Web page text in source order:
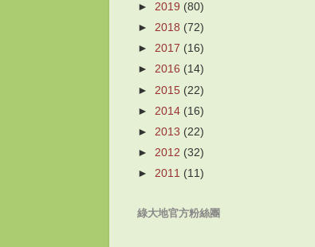
► 2019 (80)
► 2018 (72)
► 2017 (16)
► 2016 (14)
► 2015 (22)
► 2014 (16)
► 2013 (22)
► 2012 (32)
► 2011 (11)
綠大地官方粉絲團